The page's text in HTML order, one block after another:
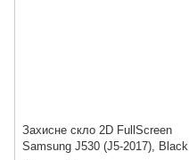
Захисне скло 2D FullScreen
Samsung J530 (J5-2017), Black